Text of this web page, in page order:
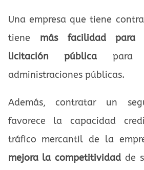
Una empresa que tiene
tiene más facilidad para
licitación pública para
administraciones públicas.
Además, contratar un
favorece la capacidad
tráfico mercantil de la
mejora la competitividad de